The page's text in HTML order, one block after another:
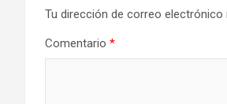
Tu dirección de correo electrónico
Comentario *